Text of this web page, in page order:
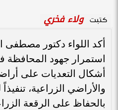
كتبت ولاء فخري
​أكد اللواء دكتور مصطفى
استمرار جهود المحافظة
أشكال التعديات على
والأراضي الزراعية،
بالحفاظ على الرقعة